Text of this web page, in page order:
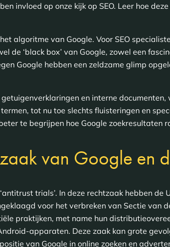
invloed op onze kijk op SEO. Leer hoe
algoritme van Google. Voor SEO
de ‘black box’ van Google, zowel een
Google hebben een zeldzame glimp
en interne
tot nu toe slechts fluisteringen en
te begrijpen hoe Google zoekresultaten
van Google en
trials’. In deze rechtzaak hebben de
voor het verbreken van Sectie van
praktijken, met name hun
apparaten. Deze zaak kan grote
van Google in online zoeken en